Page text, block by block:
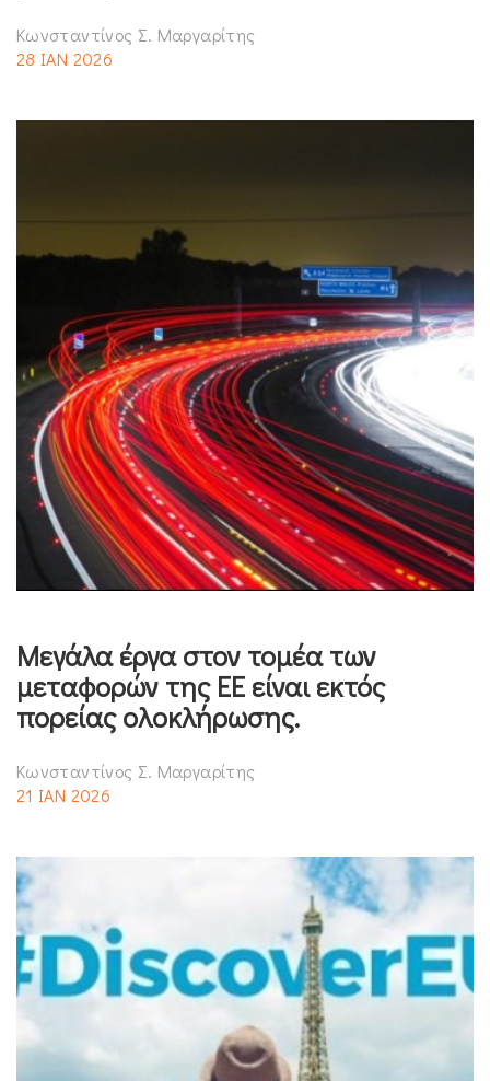
Κωνσταντίνος Σ. Μαργαρίτης
28 ΙΑΝ 2026
Μεγάλα έργα στον τομέα των
μεταφορών της ΕΕ είναι εκτός
πορείας ολοκλήρωσης.
Κωνσταντίνος Σ. Μαργαρίτης
21 ΙΑΝ 2026